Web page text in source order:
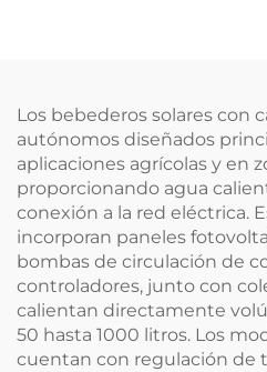
Eficiente
Los bebederos solares con
autónomos diseñados
aplicaciones agrícolas y en
proporcionando agua
conexión a la red eléctrica.
incorporan paneles
bombas de circulación de
controladores, junto con
calientan directamente
50 hasta 1000 litros. Los
cuentan con regulación de